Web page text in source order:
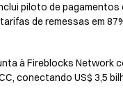
piloto de
de remessas em
à Fireblocks Network
conectando US$ 3,5